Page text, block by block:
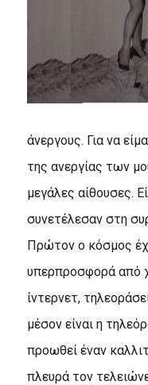
άνεργους. Για να
της ανεργίας των
μεγάλες αίθουσες.
συνετέλεσαν στη
Πρώτον ο κόσμος
υπερπροσφορά από
ίντερνετ,
μέσον είναι η
προωθεί έναν
πλευρά τον